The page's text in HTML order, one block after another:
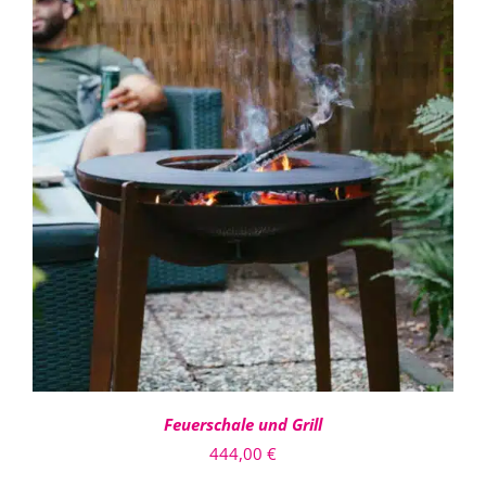
816,00 €
IN DEN WARENKORB
/
DETAILS
Feuerschale und Grill
444,00 €